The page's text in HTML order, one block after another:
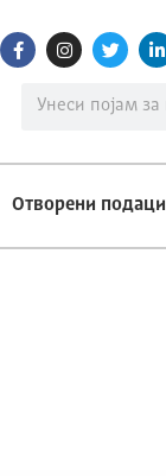
Отворени подаци